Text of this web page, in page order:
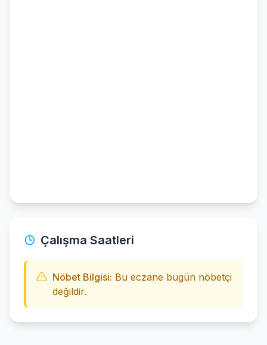
Çalışma Saatleri
Nöbet Bilgisi: Bu eczane bugün nöbetçi
değildir.